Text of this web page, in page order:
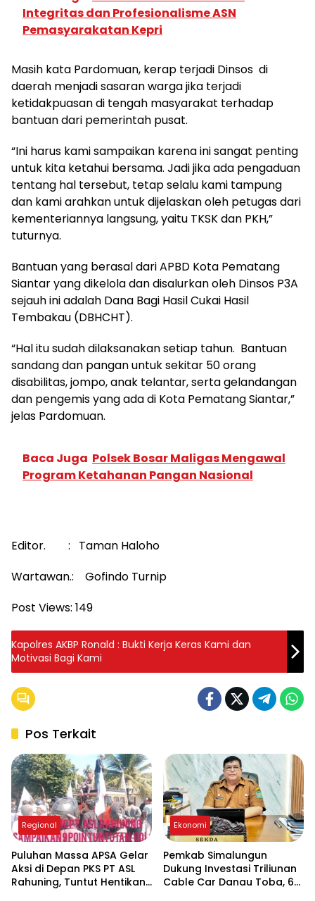
Integritas dan Profesionalisme ASN
Pemasyarakatan Kepri
Masih kata Pardomuan, kerap terjadi Dinsos di
daerah menjadi sasaran warga jika terjadi
ketidakpuasan di tengah masyarakat terhadap
bantuan dari pemerintah pusat.
“Ini harus kami sampaikan karena ini sangat penting
untuk kita ketahui bersama. Jadi jika ada pengaduan
tentang hal tersebut, tetap selalu kami tampung
dan kami arahkan untuk dijelaskan oleh petugas dari
kementeriannya langsung, yaitu TKSK dan PKH,”
tuturnya.
Bantuan yang berasal dari APBD Kota Pematang
Siantar yang dikelola dan disalurkan oleh Dinsos P3A
sejauh ini adalah Dana Bagi Hasil Cukai Hasil
Tembakau (DBHCHT).
“Hal itu sudah dilaksanakan setiap tahun. Bantuan
sandang dan pangan untuk sekitar 50 orang
disabilitas, jompo, anak telantar, serta gelandangan
dan pengemis yang ada di Kota Pematang Siantar,”
jelas Pardomuan.
Baca Juga Polsek Bosar Maligas Mengawal
Program Ketahanan Pangan Nasional
Editor. : Taman Haloho
Wartawan.: Gofindo Turnip
Post Views: 149
Kapolres AKBP Ronald : Bukti Kerja Keras Kami dan
Motivasi Bagi Kami
Pos Terkait
Regional
Puluhan Massa APSA Gelar
Aksi di Depan PKS PT ASL
Rahuning, Tuntut Hentikan
Ekonomi
Pemkab Simalungun
Dukung Investasi Triliunan
Cable Car Danau Toba, 60